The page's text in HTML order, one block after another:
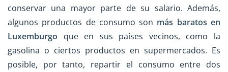
conservar una mayor parte de su salario. Además,
algunos productos de consumo son más baratos en
Luxemburgo que en sus países vecinos, como la
gasolina o ciertos productos en supermercados. Es
posible, por tanto, repartir el consumo entre dos